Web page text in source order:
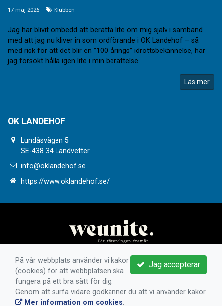
17 maj 2026 Klubben
Jag har blivit ombedd att berätta lite om mig själv i samband
med att jag nu kliver in som ordförande i OK Landehof – så
med risk för att det blir en ”100-årings” idrottsbekännelse, har
jag försökt hålla igen lite i min berättelse.
Läs mer
OK LANDEHOF
Lundåsvägen 5
SE-438 34 Landvetter
info@oklandehof.se
https://www.oklandehof.se/
Jag accepterar
På vår webbplats använder vi kakor
(cookies) för att webbplatsen ska
fungera på ett bra sätt för dig.
Genom att surfa vidare godkänner du att vi använder kakor.
Mer information om cookies.